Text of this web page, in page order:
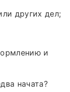
других дел;
и
начата?